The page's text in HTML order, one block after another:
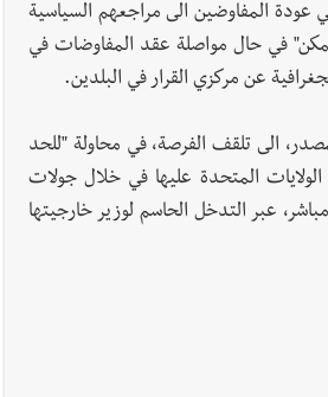
عودة المفاوضين الى مراجعهم السياسية
في حال مواصلة عقد المفاوضات في
عن مركزي القرار في البلدين.
الى تلقف الفرصة، في محاولة "للحد
المتحدة عليها في خلال جولات
عبر التدخل الحاسم لوزير خارجيتها